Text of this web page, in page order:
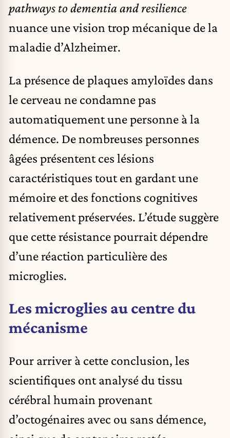
pathways to dementia and resilience
nuance une vision trop mécanique de la
maladie d’Alzheimer.
La présence de plaques amyloïdes dans
le cerveau ne condamne pas
automatiquement une personne à la
démence. De nombreuses personnes
âgées présentent ces lésions
caractéristiques tout en gardant une
mémoire et des fonctions cognitives
relativement préservées. L’étude suggère
que cette résistance pourrait dépendre
d’une réaction particulière des
microglies.
Les microglies au centre du
mécanisme
Pour arriver à cette conclusion, les
scientifiques ont analysé du tissu
cérébral humain provenant
d’octogénaires avec ou sans démence,